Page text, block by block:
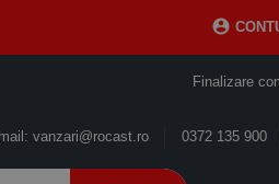

Finalizare
0372 135 900
vanzari@rocast.ro